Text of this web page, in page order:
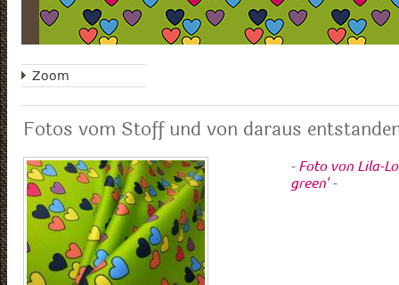
Zoom
Fotos vom Stoff und von daraus
-Foto von Lila-
green'-